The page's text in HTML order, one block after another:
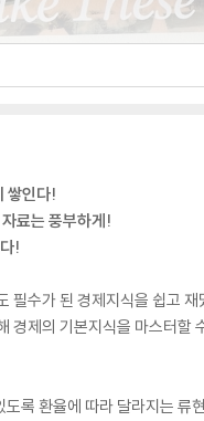
쌓인다!
료는 풍부하게!
!
수가 된 경제지식을 쉽고 재
경제의 기본지식을 마스터
록 환율에 따라 달라지는